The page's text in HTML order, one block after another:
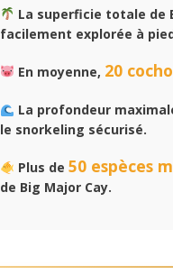
La superficie totale de
facilement explorée à
En moyenne, 20
La profondeur
le snorkeling sécurisé.
Plus de 50 espèces
de Big Major Cay.